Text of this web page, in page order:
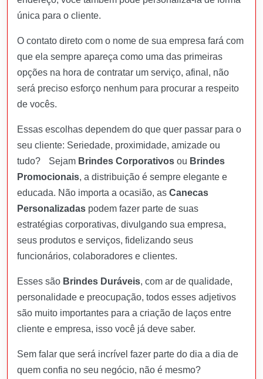
única para o cliente.
O contato direto com o nome de sua empresa fará com
que ela sempre apareça como uma das primeiras
opções na hora de contratar um serviço, afinal, não
será preciso esforço nenhum para procurar a respeito
de vocês.
Essas escolhas dependem do que quer passar para o
seu cliente: Seriedade, proximidade, amizade ou
tudo? Sejam Brindes Corporativos ou Brindes
Promocionais, a distribuição é sempre elegante e
educada. Não importa a ocasião, as Canecas
Personalizadas podem fazer parte de suas
estratégias corporativas, divulgando sua empresa,
seus produtos e serviços, fidelizando seus
funcionários, colaboradores e clientes.
Esses são Brindes Duráveis, com ar de qualidade,
personalidade e preocupação, todos esses adjetivos
são muito importantes para a criação de laços entre
cliente e empresa, isso você já deve saber.
Sem falar que será incrível fazer parte do dia a dia de
quem confia no seu negócio, não é mesmo?